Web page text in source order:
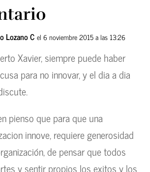
Lozano C el 6 noviembre 2015 a las 13:26
Xavier, siempre puede haber
para no innovar, y el dia a dia
pienso que para que una
innove, requiere generosidad
de pensar que todos
y sentir propios los exitos y los